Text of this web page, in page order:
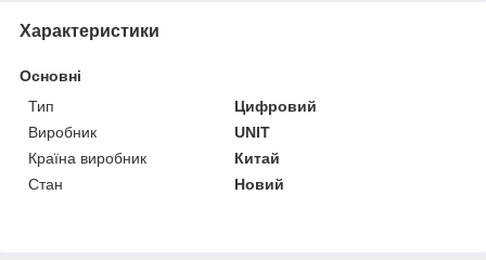
Характеристики
Основні
Тип
Цифровий
Виробник
UNIT
Країна виробник
Китай
Стан
Новий